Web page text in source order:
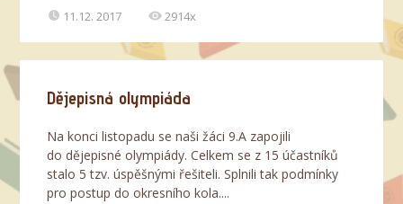
11.12. 2017 2914x
Dějepisná olympiáda
Na konci listopadu se naši žáci 9.A zapojili
do dějepisné olympiády. Celkem se z 15 účastníků
stalo 5 tzv. úspěšnými řešiteli. Splnili tak podmínky
pro postup do okresního kola....